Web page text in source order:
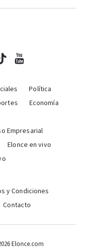
Política
Economía
Empresarial
Elonce en vivo
y Condiciones
Contacto
Elonce.com